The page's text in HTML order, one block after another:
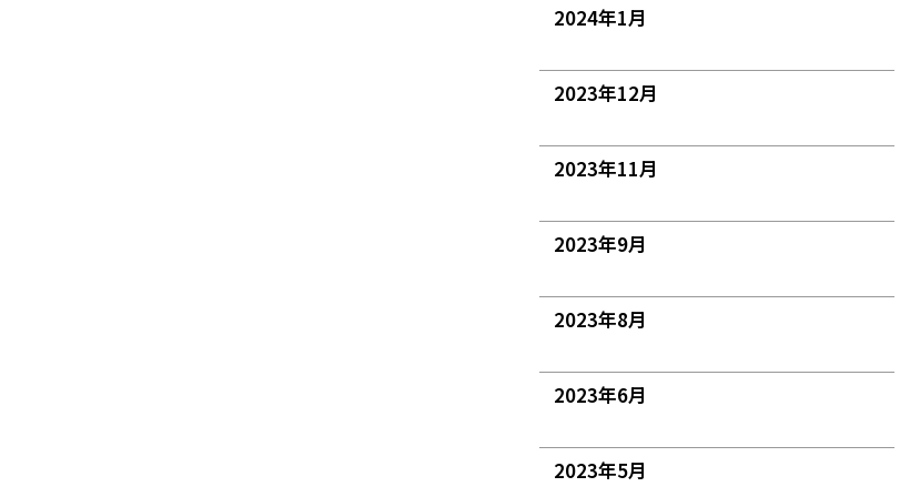
2024年1月
2023年12月
2023年11月
2023年9月
2023年8月
2023年6月
2023年5月